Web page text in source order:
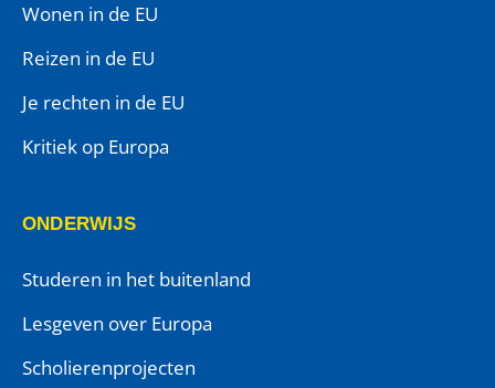
Wonen in de EU
Reizen in de EU
Je rechten in de EU
Kritiek op Europa
ONDERWIJS
Studeren in het buitenland
Lesgeven over Europa
Scholierenprojecten